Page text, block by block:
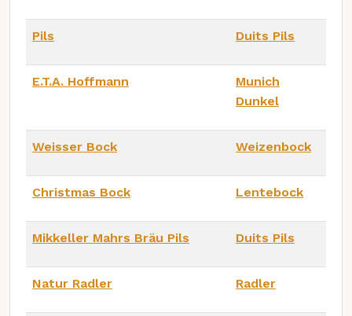
Pils Duits Pils
E.T.A. Hoffmann
Munich
Dunkel
Weisser Bock Weizenbock
Christmas Bock Lentebock
Mikkeller Mahrs Bräu Pils Duits Pils
Natur Radler Radler